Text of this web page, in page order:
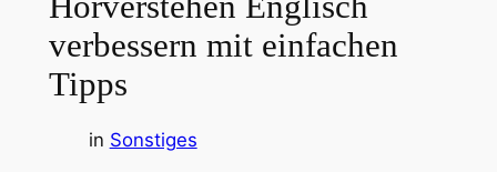
verbessern mit einfachen
Tipps
in Sonstiges